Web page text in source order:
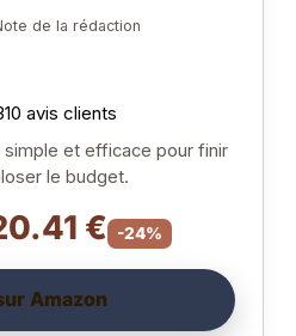
de la rédaction
avis clients
simple et efficace pour finir
le budget.
€ -24%
Amazon